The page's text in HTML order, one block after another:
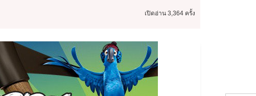
เปิดอ่าน 3,364 ครั้ง